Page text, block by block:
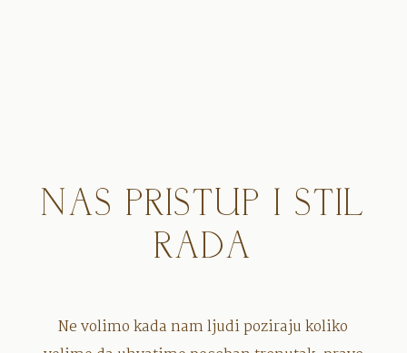
NAS PRISTUP I STIL
RADA
Ne volimo kada nam ljudi poziraju koliko